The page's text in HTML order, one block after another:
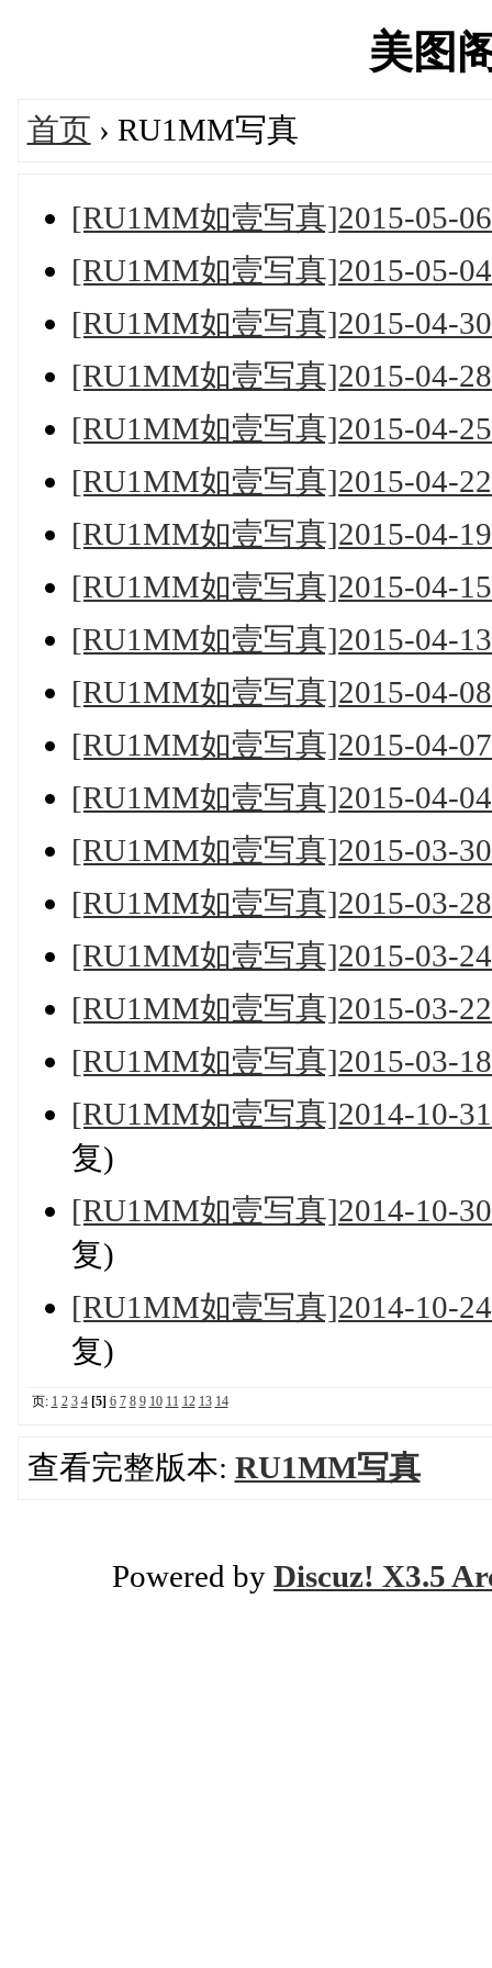
美图
首页 › RU1MM写真
[RU1MM如壹写真]2015-05-
[RU1MM如壹写真]2015-05-
[RU1MM如壹写真]2015-04-
[RU1MM如壹写真]2015-04-
[RU1MM如壹写真]2015-04-
[RU1MM如壹写真]2015-04-
[RU1MM如壹写真]2015-04-
[RU1MM如壹写真]2015-04-
[RU1MM如壹写真]2015-04-
[RU1MM如壹写真]2015-04-
[RU1MM如壹写真]2015-04-
[RU1MM如壹写真]2015-04-
[RU1MM如壹写真]2015-03-
[RU1MM如壹写真]2015-03-
[RU1MM如壹写真]2015-03-
[RU1MM如壹写真]2015-03-
[RU1MM如壹写真]2015-03-
[RU1MM如壹写真]2014-10-
复)
[RU1MM如壹写真]2014-10-
复)
[RU1MM如壹写真]2014-10-
复)
页: 1 2 3 4 [5] 6 7 8 9 10 11 12 13 14
查看完整版本: RU1MM写真
Powered by Discuz! X3.5